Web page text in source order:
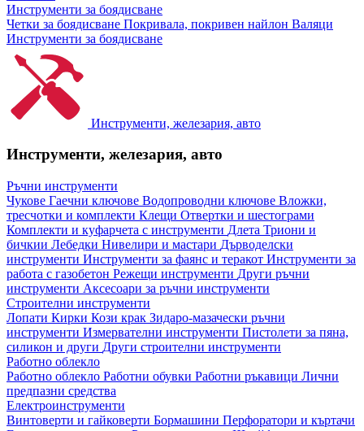
Инструменти за боядисване
Четки за боядисване Покривала, покривен найлон Валяци
Инструменти за боядисване
Инструменти, железария, авто
Инструменти, железария, авто
Ръчни инструменти
Чукове Гаечни ключове Водопроводни ключове Вложки,
тресчотки и комплекти Клещи Отвертки и шестограми
Комплекти и куфарчета с инструменти Длета Триони и
бичкии Лебедки Нивелири и мастари Дърводелски
инструменти Инструменти за фаянс и теракот Инструменти за
работа с газобетон Режещи инструменти Други ръчни
инструменти Аксесоари за ръчни инструменти
Строителни инструменти
Лопати Кирки Кози крак Зидаро-мазачески ръчни
инструменти Измервателни инструменти Пистолети за пяна,
силикон и други Други строителни инструменти
Работно облекло
Работно облекло Работни обувки Работни ръкавици Лични
предпазни средства
Електроинструменти
Винтоверти и гайковерти Бормашини Перфоратори и къртачи